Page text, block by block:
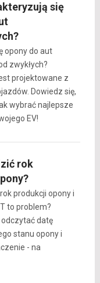
się
opony do aut
zwykłych?
projektowane z
Dowiedz się,
wybrać najlepsze
EV!
rok
produkcji opony i
to problem?
odczytać datę
stanu opony i
- na